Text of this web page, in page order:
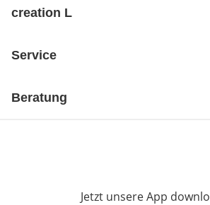
creation L
Service
Beratung
Jetzt unsere App